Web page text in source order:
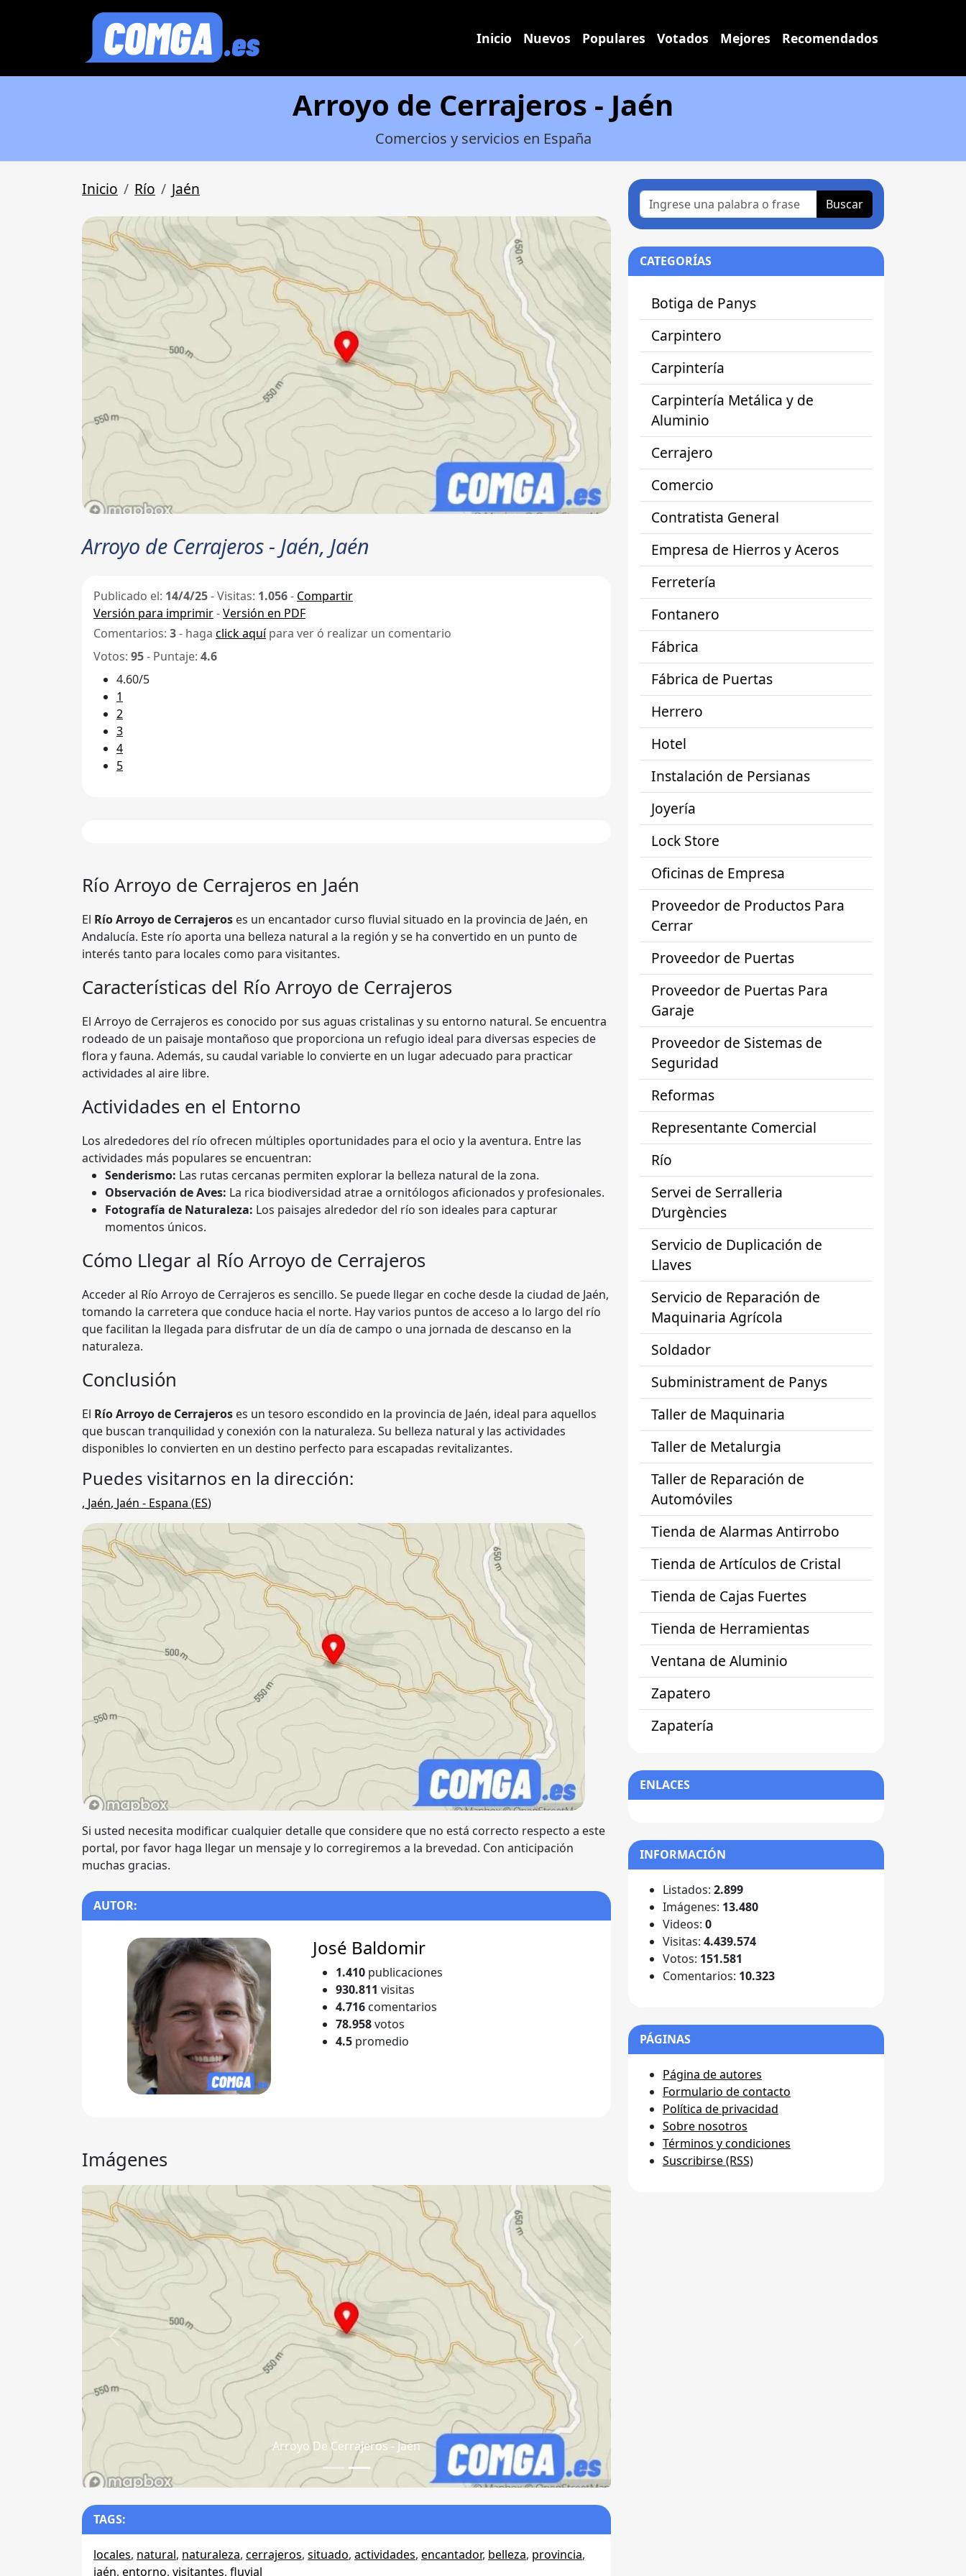
Inicio Nuevos Populares Votados Mejores Recomendados
Arroyo de Cerrajeros - Jaén
Comercios y servicios en España
Inicio Río Jaén
Arroyo de Cerrajeros - Jaén, Jaén
Publicado el: 14/4/25-Visitas: 1.056- Compartir
Versión para imprimir-Versión en PDF
Comentarios: 3- haga click aquípara ver ó realizar un comentario
Votos: 95- Puntaje: 4.6
4.60/5
1
2
3
4
5
Río Arroyo de Cerrajeros en Jaén
El Río Arroyo de Cerrajeros es un encantador curso fluvial situado en la provincia de Jaén, en
Andalucía. Este río aporta una belleza natural a la región y se ha convertido en un punto de
interés tanto para locales como para visitantes.
Características del Río Arroyo de Cerrajeros
El Arroyo de Cerrajeros es conocido por sus aguas cristalinas y su entorno natural. Se encuentra
rodeado de un paisaje montañoso que proporciona un refugio ideal para diversas especies de
flora y fauna. Además, su caudal variable lo convierte en un lugar adecuado para practicar
actividades al aire libre.
Actividades en el Entorno
Los alrededores del río ofrecen múltiples oportunidades para el ocio y la aventura. Entre las
actividades más populares se encuentran:
Senderismo: Las rutas cercanas permiten explorar la belleza natural de la zona.
Observación de Aves: La rica biodiversidad atrae a ornitólogos aficionados y profesionales.
Fotografía de Naturaleza: Los paisajes alrededor del río son ideales para capturar
momentos únicos.
Cómo Llegar al Río Arroyo de Cerrajeros
Acceder al Río Arroyo de Cerrajeros es sencillo. Se puede llegar en coche desde la ciudad de Jaén,
tomando la carretera que conduce hacia el norte. Hay varios puntos de acceso a lo largo del río
que facilitan la llegada para disfrutar de un día de campo o una jornada de descanso en la
naturaleza.
Conclusión
El Río Arroyo de Cerrajeros es un tesoro escondido en la provincia de Jaén, ideal para aquellos
que buscan tranquilidad y conexión con la naturaleza. Su belleza natural y las actividades
disponibles lo convierten en un destino perfecto para escapadas revitalizantes.
Puedes visitarnos en la dirección:
, Jaén, Jaén - Espana (ES)
Si usted necesita modificar cualquier detalle que considere que no está correcto respecto a este
portal, por favor haga llegar un mensaje y lo corregiremos a la brevedad. Con anticipación
muchas gracias.
AUTOR:
José Baldomir
1.410 publicaciones
930.811 visitas
4.716 comentarios
78.958votos
4.5 promedio
Imágenes
Arroyo De Cerrajeros - Mapa
Anterior Siguiente
TAGS:
locales, natural, naturaleza, cerrajeros, situado, actividades, encantador, belleza, provincia,
jaén, entorno, visitantes, fluvial
Buscar
CATEGORÍAS
Botiga de Panys
Carpintero
Carpintería
Carpintería Metálica y de
Aluminio
Cerrajero
Comercio
Contratista General
Empresa de Hierros y Aceros
Ferretería
Fontanero
Fábrica
Fábrica de Puertas
Herrero
Hotel
Instalación de Persianas
Joyería
Lock Store
Oficinas de Empresa
Proveedor de Productos Para
Cerrar
Proveedor de Puertas
Proveedor de Puertas Para
Garaje
Proveedor de Sistemas de
Seguridad
Reformas
Representante Comercial
Río
Servei de Serralleria
D’urgències
Servicio de Duplicación de
Llaves
Servicio de Reparación de
Maquinaria Agrícola
Soldador
Subministrament de Panys
Taller de Maquinaria
Taller de Metalurgia
Taller de Reparación de
Automóviles
Tienda de Alarmas Antirrobo
Tienda de Artículos de Cristal
Tienda de Cajas Fuertes
Tienda de Herramientas
Ventana de Aluminio
Zapatero
Zapatería
ENLACES
INFORMACIÓN
Listados: 2.899
Imágenes: 13.480
Videos: 0
Visitas: 4.439.574
Votos: 151.581
Comentarios: 10.323
PÁGINAS
Página de autores
Formulario de contacto
Política de privacidad
Sobre nosotros
Términos y condiciones
Suscribirse (RSS)